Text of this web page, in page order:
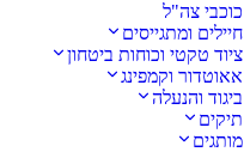
כוכבי צה"ל
חיילים ומתגייסים
ציוד טקטי וכוחות ביטחון
אאוטדור וקמפינג
ביגוד והנעלה
תיקים
מותגים